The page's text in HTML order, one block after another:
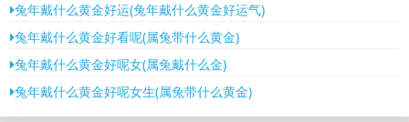
兔年戴什么黄金好运(兔年戴什么黄金好运气)
兔年戴什么黄金好看呢(属兔带什么黄金)
兔年戴什么黄金好呢女(属兔戴什么金)
兔年戴什么黄金好呢女生(属兔带什么黄金)